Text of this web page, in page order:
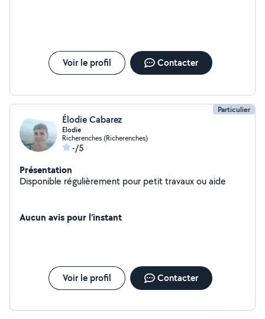
Voir le profil Contacter
Particulier
Élodie Cabarez
Elodie
Richerenches (Richerenches)
-/5
Présentation
Disponible régulièrement pour petit travaux ou aide
Aucun avis pour l'instant
Voir le profil Contacter